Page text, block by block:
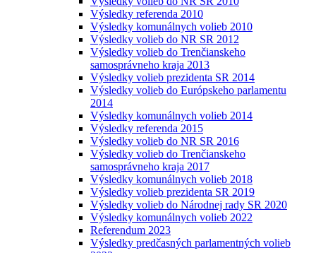
Výsledky referenda 2010
Výsledky komunálnych volieb 2010
Výsledky volieb do NR SR 2012
Výsledky volieb do Trenčianskeho
samosprávneho kraja 2013
Výsledky volieb prezidenta SR 2014
Výsledky volieb do Európskeho parlamentu
2014
Výsledky komunálnych volieb 2014
Výsledky referenda 2015
Výsledky volieb do NR SR 2016
Výsledky volieb do Trenčianskeho
samosprávneho kraja 2017
Výsledky komunálnych volieb 2018
Výsledky volieb prezidenta SR 2019
Výsledky volieb do Národnej rady SR 2020
Výsledky komunálnych volieb 2022
Referendum 2023
Výsledky predčasných parlamentných volieb